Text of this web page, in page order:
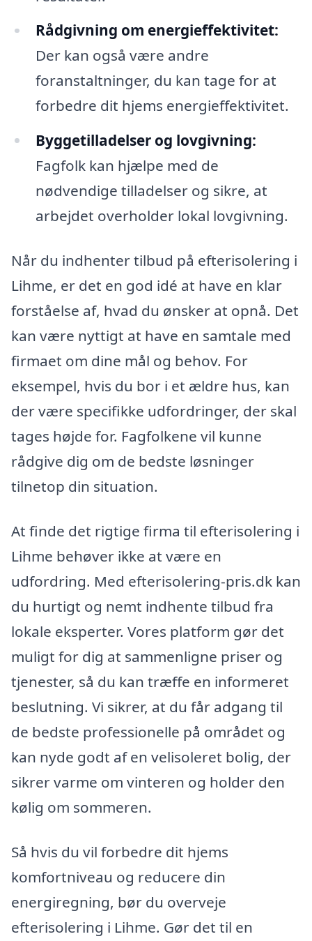
Rådgivning om energieffektivitet:
Der kan også være andre
foranstaltninger, du kan tage for at
forbedre dit hjems energieffektivitet.
Byggetilladelser og lovgivning:
Fagfolk kan hjælpe med de
nødvendige tilladelser og sikre, at
arbejdet overholder lokal lovgivning.
Når du indhenter tilbud på efterisolering i
Lihme, er det en god idé at have en klar
forståelse af, hvad du ønsker at opnå. Det
kan være nyttigt at have en samtale med
firmaet om dine mål og behov. For
eksempel, hvis du bor i et ældre hus, kan
der være specifikke udfordringer, der skal
tages højde for. Fagfolkene vil kunne
rådgive dig om de bedste løsninger
tilnetop din situation.
At finde det rigtige firma til efterisolering i
Lihme behøver ikke at være en
udfordring. Med efterisolering-pris.dk kan
du hurtigt og nemt indhente tilbud fra
lokale eksperter. Vores platform gør det
muligt for dig at sammenligne priser og
tjenester, så du kan træffe en informeret
beslutning. Vi sikrer, at du får adgang til
de bedste professionelle på området og
kan nyde godt af en velisoleret bolig, der
sikrer varme om vinteren og holder den
kølig om sommeren.
Så hvis du vil forbedre dit hjems
komfortniveau og reducere din
energiregning, bør du overveje
efterisolering i Lihme. Gør det til en